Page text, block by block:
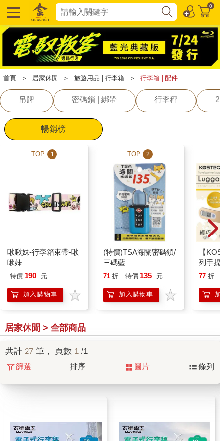
0
首頁 ＞ 居家休閒 ＞ 旅遊用品 | 行李箱 ＞ 行李箱 | 配件
吊牌 密碼鎖 | 綁帶 行李秤
暢銷榜
TOP 1
啾啾妹-行李箱束帶-啾
啾妹
特價 190 元
加入購物車
TOP 2
(特價)TSA海關密碼鎖/
三碼藍
71 折 特價 135 元
加入購物車
【
列手
香檳
77 折
居家休閒 > 全部商品
共計 27 筆， 頁數 1 /1
篩選 排序 圖片 條列